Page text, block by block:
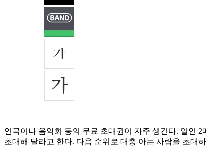
연극이나 음악회 등의 무료 초대권이 자주 생긴다. 일인
초대해 달라고 한다. 다음 순위로 대충 아는 사람을 초대